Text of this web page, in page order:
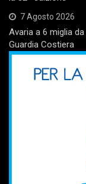
7 Agosto 2026
Avaria a 6 miglia
Guardia Costiera